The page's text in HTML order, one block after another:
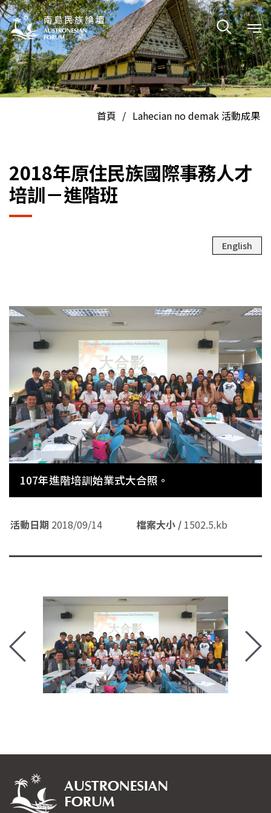
En 中
首頁 / Lahecian no demak 活動成果
2018年原住民族國際事務人才
培訓－進階班
English
107年進階培訓始業式大合照。
活動日期 2018/09/14 檔案大小 / 1502.5.kb
活動日期 檔案大小 /
活動日期 檔案大小 /
活動日期 檔案大小 /
活動日期 檔案大小 /
活動日期 檔案大小 /
活動日期 檔案大小 /
活動日期 檔案大小 /
活動日期 檔案大小 /
活動日期 檔案大小 /
活動日期 檔案大小 /
活動日期 檔案大小 /
活動日期 檔案大小 /
活動日期 檔案大小 /